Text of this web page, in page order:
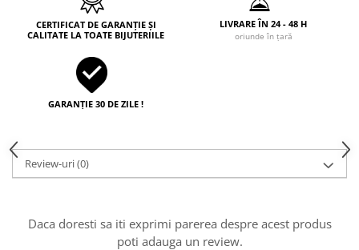
CERTIFICAT DE GARANȚIE ȘI
CALITATE LA TOATE BIJUTERIILE
LIVRARE ÎN 24 - 48 H
oriunde în țară
GARANȚIE 30 DE ZILE !
Review-uri(0)
Daca doresti sa iti exprimi parerea despre acest produs
poti adauga un review.